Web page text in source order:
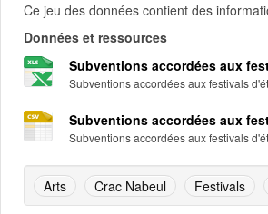
Ce jeu des données contient des
Données et ressources
Subventions accordées aux
Subventions accordées aux festivals
Subventions accordées aux
Subventions accordées aux festivals
Arts Crac Nabeul Festivals